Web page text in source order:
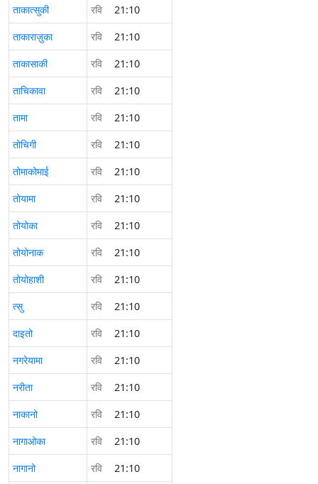
ताकात्सुकी
रवि
21:10
ताकाराज़ुका
रवि
21:10
ताकासाकी
रवि
21:10
ताचिकावा
रवि
21:10
तामा
रवि
21:10
तोचिगी
रवि
21:10
तोमाकोमाई
रवि
21:10
तोयामा
रवि
21:10
तोयोका
रवि
21:10
तोयोनाक
रवि
21:10
तोयोहाशी
रवि
21:10
त्सु
रवि
21:10
दाइतो
रवि
21:10
नगरेयामा
रवि
21:10
नरीता
रवि
21:10
नाकानो
रवि
21:10
नागाओका
रवि
21:10
नागानो
रवि
21:10